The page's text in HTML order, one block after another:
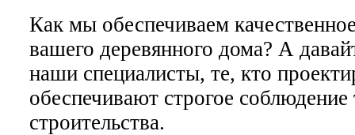
Как мы обеспечиваем
вашего деревянного дома? А
наши специалисты, те, кто
обеспечивают строгое соблюдение
строительства.